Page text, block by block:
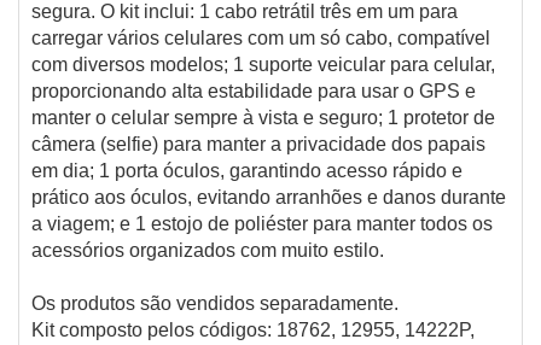
segura. O kit inclui: 1 cabo retrátil três em um para
carregar vários celulares com um só cabo, compatível
com diversos modelos; 1 suporte veicular para celular,
proporcionando alta estabilidade para usar o GPS e
manter o celular sempre à vista e seguro; 1 protetor de
câmera (selfie) para manter a privacidade dos papais
em dia; 1 porta óculos, garantindo acesso rápido e
prático aos óculos, evitando arranhões e danos durante
a viagem; e 1 estojo de poliéster para manter todos os
acessórios organizados com muito estilo.
Os produtos são vendidos separadamente.
Kit composto pelos códigos: 18762, 12955, 14222P,